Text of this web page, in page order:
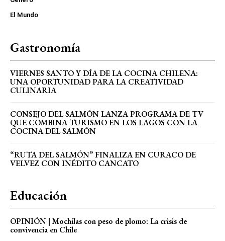
El Mundo
Gastronomía
VIERNES SANTO Y DÍA DE LA COCINA CHILENA:
UNA OPORTUNIDAD PARA LA CREATIVIDAD
CULINARIA
CONSEJO DEL SALMÓN LANZA PROGRAMA DE TV
QUE COMBINA TURISMO EN LOS LAGOS CON LA
COCINA DEL SALMÓN
“RUTA DEL SALMÓN” FINALIZA EN CURACO DE
VELVEZ CON INÉDITO CANCATO
Educación
OPINIÓN | Mochilas con peso de plomo: La crisis de
convivencia en Chile